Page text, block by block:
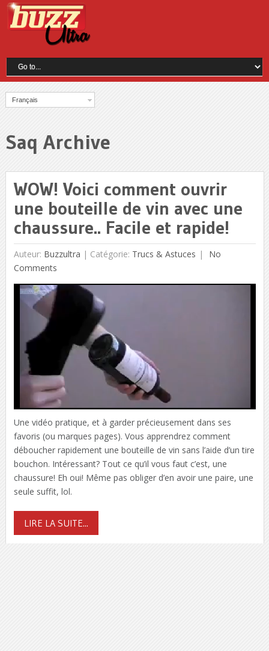
Français
Saq Archive
WOW! Voici comment ouvrir
une bouteille de vin avec une
chaussure.. Facile et rapide!
Auteur: Buzzultra | Catégorie: Trucs & Astuces
No
Comments
Une vidéo pratique, et à garder précieusement dans ses
favoris (ou marques pages). Vous apprendrez comment
déboucher rapidement une bouteille de vin sans l’aide d’un tire
bouchon. Intéressant? Tout ce qu’il vous faut c’est, une
chaussure! Eh oui! Même pas obliger d’en avoir une paire, une
seule suffit, lol.
LIRE LA SUITE...